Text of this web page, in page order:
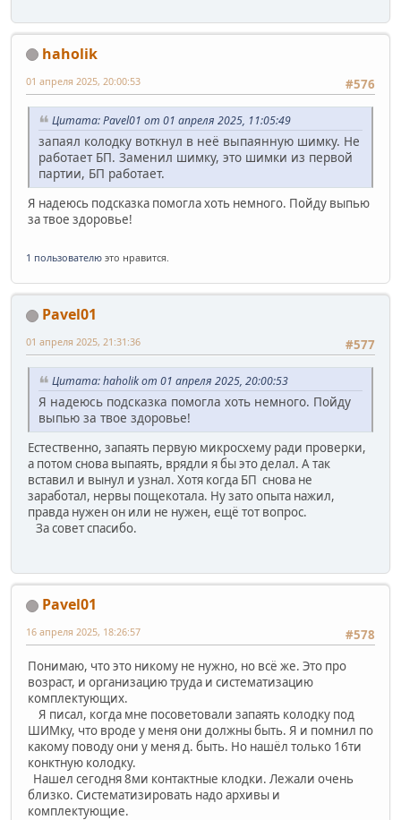
haholik
#576
01 апреля 2025, 20:00:53
Цитата: Pavel01 от 01 апреля 2025, 11:05:49
запаял колодку воткнул в неё выпаянную шимку. Не
работает БП. Заменил шимку, это шимки из первой
партии, БП работает.
Я надеюсь подсказка помогла хоть немного. Пойду выпью
за твое здоровье!
1 пользователю это нравится.
Pavel01
#577
01 апреля 2025, 21:31:36
Цитата: haholik от 01 апреля 2025, 20:00:53
Я надеюсь подсказка помогла хоть немного. Пойду
выпью за твое здоровье!
Естественно, запаять первую микросхему ради проверки,
а потом снова выпаять, врядли я бы это делал. А так
вставил и вынул и узнал. Хотя когда БП снова не
заработал, нервы пощекотала. Ну зато опыта нажил,
правда нужен он или не нужен, ещё тот вопрос.
За совет спасибо.
Pavel01
#578
16 апреля 2025, 18:26:57
Понимаю, что это никому не нужно, но всё же. Это про
возраст, и организацию труда и систематизацию
комплектующих.
Я писал, когда мне посоветовали запаять колодку под
ШИМку, что вроде у меня они должны быть. Я и помнил по
какому поводу они у меня д. быть. Но нашёл только 16ти
конктную колодку.
Нашел сегодня 8ми контактные клодки. Лежали очень
близко. Систематизировать надо архивы и
комплектующие.